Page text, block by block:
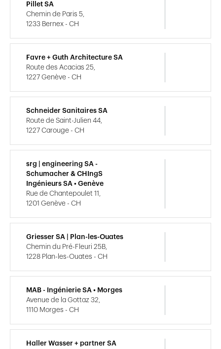
Pillet SA
Chemin de Paris 5,
1233 Bernex - CH
Favre + Guth Architecture SA
Route des Acacias 25,
1227 Genève - CH
Schneider Sanitaires SA
Route de Saint-Julien 44,
1227 Carouge - CH
srg | engineering SA -
Schumacher & CHIngS
Ingénieurs SA • Genève
Rue de Chantepoulet 11,
1201 Genève - CH
Griesser SA | Plan-les-Ouates
Chemin du Pré-Fleuri 25B,
1228 Plan-les-Ouates - CH
MAB - Ingénierie SA • Morges
Avenue de la Gottaz 32,
1110 Morges - CH
Haller Wasser + partner SA